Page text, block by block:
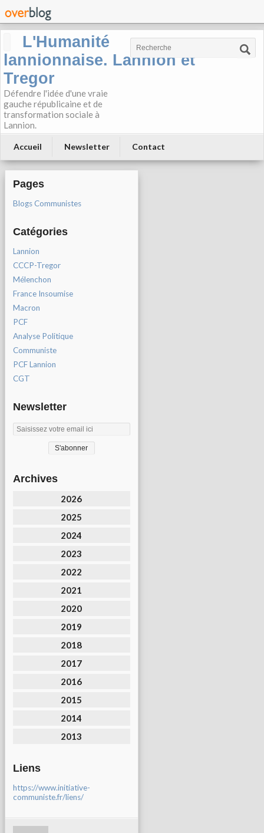
L'Humanité
lannionnaise. Lannion et
Tregor
Défendre l'idée d'une vraie
gauche républicaine et de
transformation sociale à
Lannion.
Accueil Newsletter Contact
Pages
Blogs Communistes
Catégories
Lannion
CCCP-Tregor
Mélenchon
France Insoumise
Macron
PCF
Analyse Politique
Communiste
PCF Lannion
CGT
Newsletter
Archives
2026
2025
2024
2023
2022
2021
2020
2019
2018
2017
2016
2015
2014
2013
Liens
https://www.initiative-
communiste.fr/liens/